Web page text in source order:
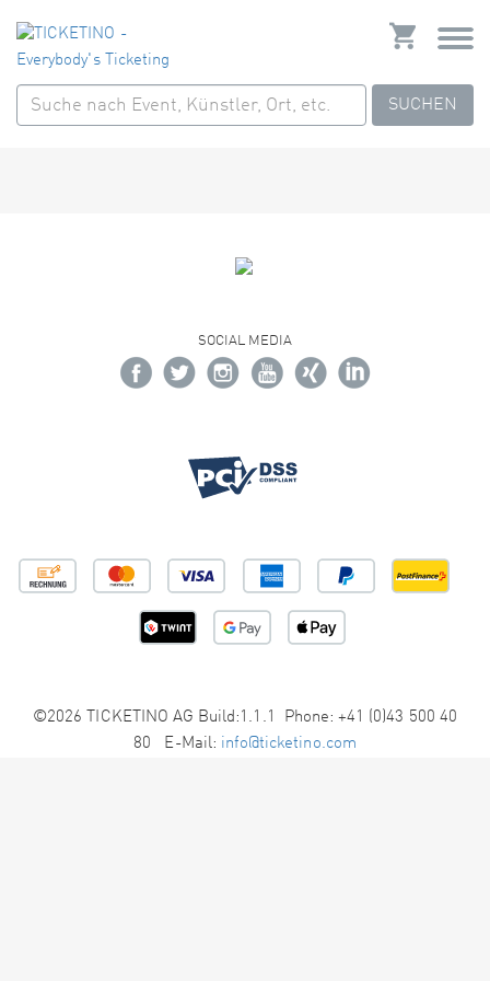
SUCHEN
SOCIAL MEDIA
©2026 TICKETINO AG Build:1.1.1 Phone: +41 (0)43 500 40
80 E-Mail: info@ticketino.com